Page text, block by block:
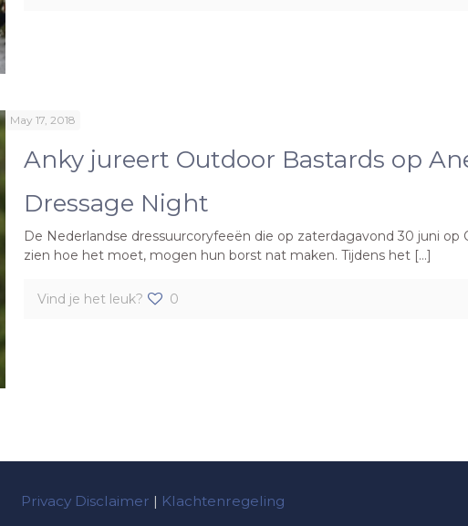
May 17, 2018
Anky jureert Outdoor Bastards op
Dressage Night
De Nederlandse dressuurcoryfeeën die op zaterdagavond 30 juni
zien hoe het moet, mogen hun borst nat maken. Tijdens het […]
Vind je het leuk? 0
Privacy Disclaimer | Klachtenregeling